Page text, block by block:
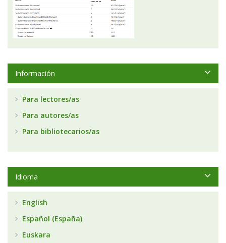
Información
Para lectores/as
Para autores/as
Para bibliotecarios/as
Idioma
English
Español (España)
Euskara